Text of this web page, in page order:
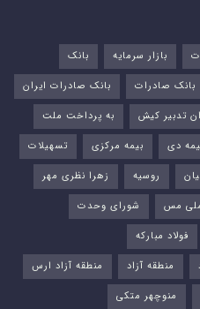
بازار سرمایه
بانک
بانک صادرات
بانک صادرات ایران
تدبیر کیش
به پرداخت ملت
دی بیمه مرکزی
تسهیلات
روسیه
زهرا نظری مهر
مس
شورای وحدت
فولاد مبارکه
منطقه آزاد
منطقه آزاد ارس
منوچهر متکی